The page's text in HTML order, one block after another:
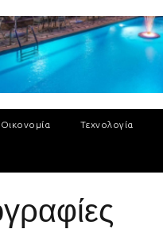
Οικονομία Τεχνολογία